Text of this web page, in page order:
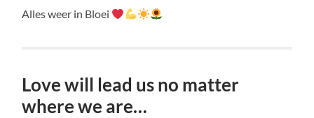
Alles weer in Bloei
Love will lead us no matter
where we are…